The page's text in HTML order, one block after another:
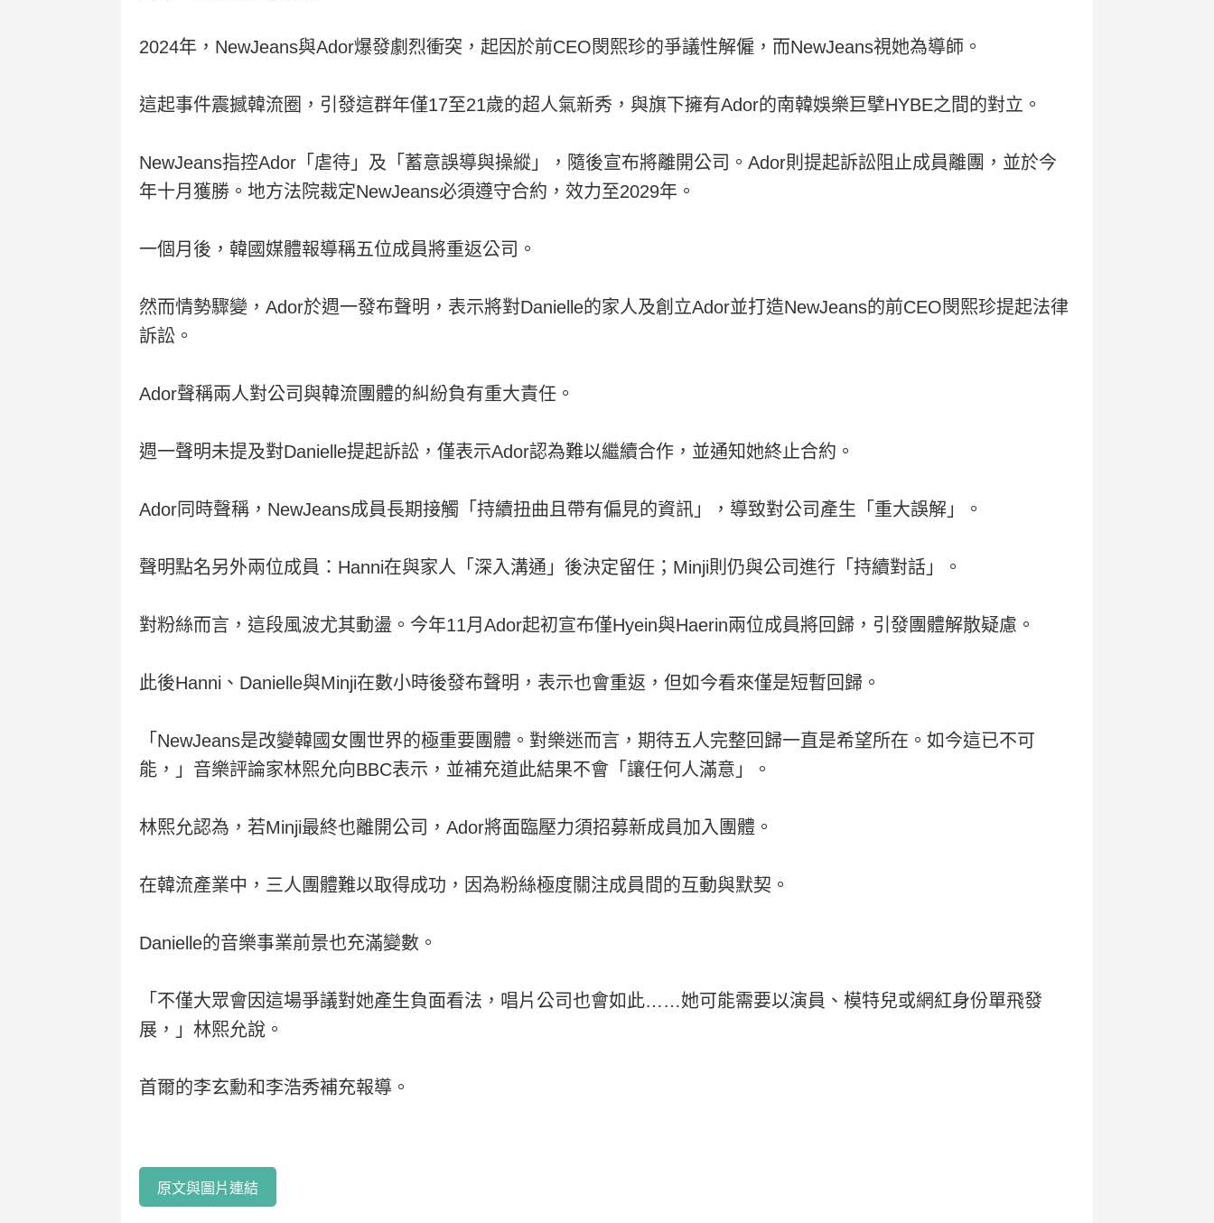
2024年，NewJeans與Ador爆發劇烈衝突，起因於前CEO閔熙珍的爭議性解僱，而NewJeans視她為導師。
這起事件震撼韓流圈，引發這群年僅17至21歲的超人氣新秀，與旗下擁有Ador的南韓娛樂巨擘HYBE之間的對立。
NewJeans指控Ador「虐待」及「蓄意誤導與操縱」，隨後宣布將離開公司。Ador則提起訴訟阻止成員離團，並於今
年十月獲勝。地方法院裁定NewJeans必須遵守合約，效力至2029年。
一個月後，韓國媒體報導稱五位成員將重返公司。
然而情勢驟變，Ador於週一發布聲明，表示將對Danielle的家人及創立Ador並打造NewJeans的前CEO閔熙珍提起法律
訴訟。
Ador聲稱兩人對公司與韓流團體的糾紛負有重大責任。
週一聲明未提及對Danielle提起訴訟，僅表示Ador認為難以繼續合作，並通知她終止合約。
Ador同時聲稱，NewJeans成員長期接觸「持續扭曲且帶有偏見的資訊」，導致對公司產生「重大誤解」。
聲明點名另外兩位成員：Hanni在與家人「深入溝通」後決定留任；Minji則仍與公司進行「持續對話」。
對粉絲而言，這段風波尤其動盪。今年11月Ador起初宣布僅Hyein與Haerin兩位成員將回歸，引發團體解散疑慮。
此後Hanni、Danielle與Minji在數小時後發布聲明，表示也會重返，但如今看來僅是短暫回歸。
「NewJeans是改變韓國女團世界的極重要團體。對樂迷而言，期待五人完整回歸一直是希望所在。如今這已不可
能，」音樂評論家林熙允向BBC表示，並補充道此結果不會「讓任何人滿意」。
林熙允認為，若Minji最終也離開公司，Ador將面臨壓力須招募新成員加入團體。
在韓流產業中，三人團體難以取得成功，因為粉絲極度關注成員間的互動與默契。
Danielle的音樂事業前景也充滿變數。
「不僅大眾會因這場爭議對她產生負面看法，唱片公司也會如此……她可能需要以演員、模特兒或網紅身份單飛發
展，」林熙允說。
首爾的李玄勳和李浩秀補充報導。
原文與圖片連結